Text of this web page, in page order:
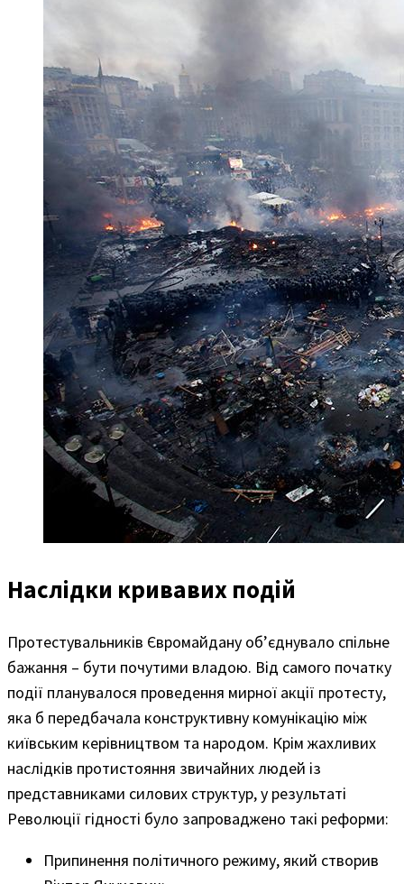
Наслідки кривавих подій
Протестувальників Євромайдану об’єднувало спільне
бажання – бути почутими владою. Від самого початку
події планувалося проведення мирної акції протесту,
яка б передбачала конструктивну комунікацію між
київським керівництвом та народом. Крім жахливих
наслідків протистояння звичайних людей із
представниками силових структур, у результаті
Революції гідності було запроваджено такі реформи:
Припинення політичного режиму, який створив